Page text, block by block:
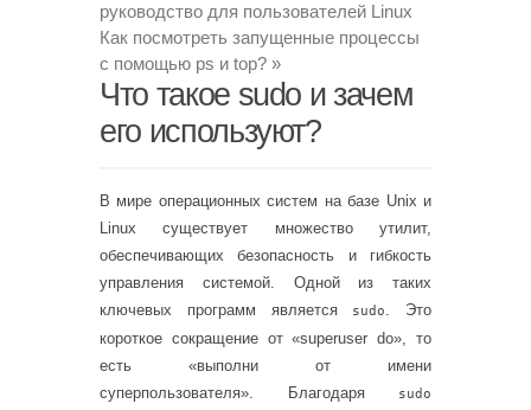
руководство для пользователей Linux
Как посмотреть запущенные процессы
с помощью ps и top? »
Что такое sudo и зачем
его используют?
В мире операционных систем на базе Unix и
Linux существует множество утилит,
обеспечивающих безопасность и гибкость
управления системой. Одной из таких
ключевых программ является
sudo
. Это
короткое сокращение от «superuser do», то
есть «выполни от имени
суперпользователя». Благодаря
sudo